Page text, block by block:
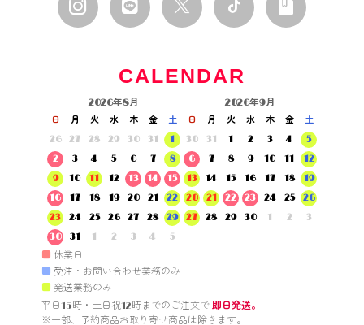
CALENDAR
2026年8月
日 月 火 水 木 金
土
26
27 28 29 30 31
1
2
3 4 5 6 7
8
9
10 11 12 13 14
15
16
17 18 19 20 21
22
23
24 25 26 27 28
29
30
31 1 2 3 4 5
2026年9月
日 月 火 水 木 金
土
30
31 1 2 3 4
5
6
7 8 9 10 11
12
13
14 15 16 17 18
19
20
21 22 23 24 25
26
27
28 29 30 1 2 3
■ 休業日
■ 受注・お問い合わせ業務のみ
■ 発送業務のみ
平日15時・土日祝12時までのご注文で 即日発送。
※一部、予約商品お取り寄せ商品は除きます。